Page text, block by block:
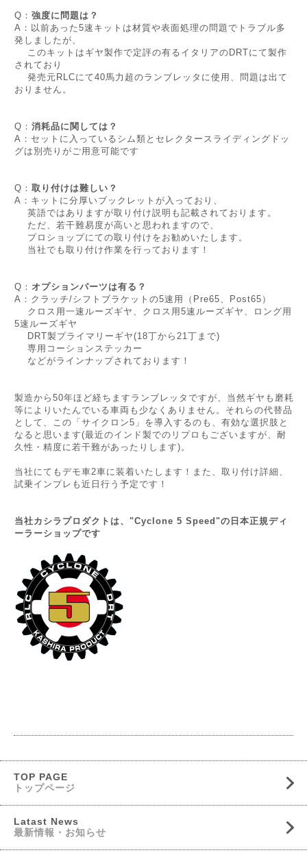
Q： 強度に問題は？
A：以前あった5速キットは材質や表面処理の問題でトラブル多
発しましたが、
このキットはギヤ製作で定評の有るイタリアのDRTにて製作
されており
発売元RLCにて40馬力超のランブレッタに使用、問題は出て
おりません。
Q： 消耗品に関しては？
A：セットに入っているシム類とセレクタースライディングドッ
グは別売りがご用意可能です
Q： 取り付けは難しい？
A：キットに分厚いブックレットが入っており、
英語ではありますが取り付け説明も記載されております。
ただ、若干難易度が高いと思われますので、
プロショップにての取り付けをお勧めいたします。
当社でも取り付け作業を行っております！
Q： オプションパーツは有る？
A：クラッチ/シフトブラケットの5速用（Pre65、Post65）
クロス用一速ルーズギヤ、クロス用5速ルーズギヤ、ロング用
5速ルーズギヤ
DRT製プライマリーギヤ(18丁から21丁まで)
専用コーションステッカー
などがラインナップされております！
製造から50年ほど経ちますランブレッタですが、当然ギヤも磨耗
等によりいたんでいる車両も少なくありません。それらの代替品
として、この「サイクロン5」を導入するのも、有効な選択肢と
なると思います(最近のインド製でのリプロもございますが、耐
久性・精度に若干難があったりします)。
当社にてもデモ車2車に装着いたします！また、取り付け詳細、
試乗インプレも近日行う予定です！
当社カシラプロダクトは、"Cyclone 5 Speed"の日本正規ディ
ーラーショップです
TOP PAGE
トップページ
Latast News
最新情報・お知らせ